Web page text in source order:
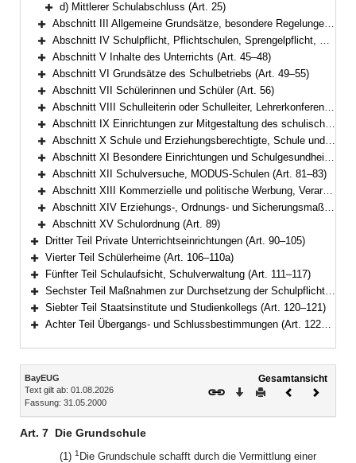
Bereich erweitern
d) Mittlerer Schulabschluss (Art. 25)
Bereich erweitern
Abschnitt III Allgemeine Grundsätze, besondere Regelungen für Pflichtschulen (Art. 26–34)
Bereich erweitern
Abschnitt IV Schulpflicht, Pflichtschulen, Sprengelpflicht, Gastschulverhältnisse, Wahl des schulischen Bildungswegs (Art. 35–44)
Bereich erweitern
Abschnitt V Inhalte des Unterrichts (Art. 45–48)
Bereich erweitern
Abschnitt VI Grundsätze des Schulbetriebs (Art. 49–55)
Bereich erweitern
Abschnitt VII Schülerinnen und Schüler (Art. 56)
Bereich erweitern
Abschnitt VIII Schulleiterin oder Schulleiter, Lehrerkonferenz, Lehrkräfte und sonstiges Personal (Art. 57–61)
Bereich erweitern
Abschnitt IX Einrichtungen zur Mitgestaltung des schulischen Lebens (Art. 62–73)
Bereich erweitern
Abschnitt X Schule und Erziehungsberechtigte, Schule und Arbeitgeber (Art. 74–77)
Bereich erweitern
Abschnitt XI Besondere Einrichtungen und Schulgesundheit (Art. 78–80)
Bereich erweitern
Abschnitt XII Schulversuche, MODUS-Schulen (Art. 81–83)
Bereich erweitern
Abschnitt XIII Kommerzielle und politische Werbung, Verarbeitung personenbezogener Daten (Art. 84–85a)
Bereich erweitern
Abschnitt XIV Erziehungs-, Ordnungs- und Sicherungsmaßnahmen (Art. 86–88a)
Bereich erweitern
Abschnitt XV Schulordnung (Art. 89)
Bereich erweitern
Dritter Teil Private Unterrichtseinrichtungen (Art. 90–105)
Bereich erweitern
Vierter Teil Schülerheime (Art. 106–110a)
Bereich erweitern
Fünfter Teil Schulaufsicht, Schulverwaltung (Art. 111–117)
Bereich erweitern
Sechster Teil Maßnahmen zur Durchsetzung der Schulpflicht, Ordnungswidrigkeiten (Art. 118–119)
Bereich erweitern
Siebter Teil Staatsinstitute und Studienkollegs (Art. 120–121)
Achter Teil Übergangs- und Schlussbestimmungen (Art. 122–125)
Inhalt
BayEUG
Text gilt ab: 01.08.2026
Fassung: 31.05.2000
Gesamtansicht
Download
DruckenVorheriges
Art. 7 Die Grundschule
(1) 1 Die Grundschule schafft durch die Vermittlung einer